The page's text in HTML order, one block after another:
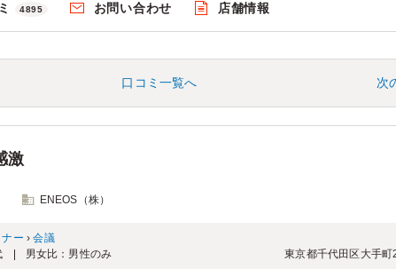
4895 お問い合わせ 店舗情報
口コミ一覧へ 次
激
ENEOS（株）
ー ›会議
男女比： 男性のみ 東京都千代田区大手町